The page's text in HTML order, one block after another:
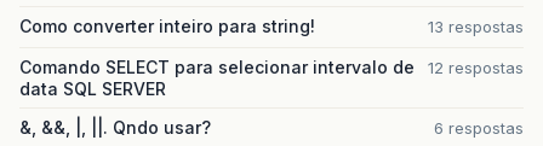
Como converter inteiro para string! 13 respostas
Comando SELECT para selecionar intervalo de
data SQL SERVER
12 respostas
&, &&, |, ||. Qndo usar? 6 respostas